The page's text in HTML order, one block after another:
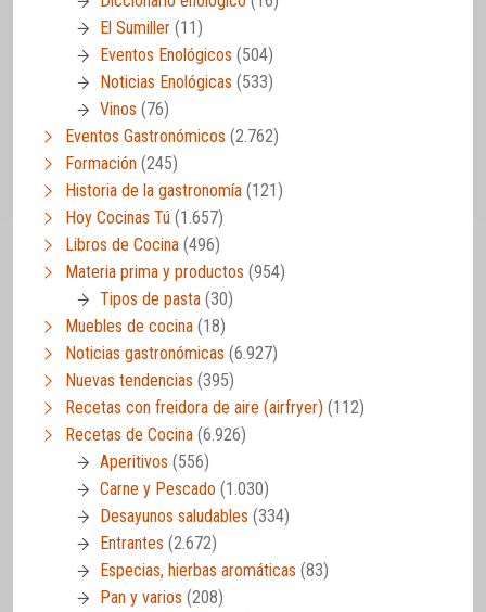
El Sumiller (11)
Eventos Enológicos (504)
Noticias Enológicas (533)
Vinos (76)
Eventos Gastronómicos (2.762)
Formación (245)
Historia de la gastronomía (121)
Hoy Cocinas Tú (1.657)
Libros de Cocina (496)
Materia prima y productos (954)
Tipos de pasta (30)
Muebles de cocina (18)
Noticias gastronómicas (6.927)
Nuevas tendencias (395)
Recetas con freidora de aire (airfryer) (112)
Recetas de Cocina (6.926)
Aperitivos (556)
Carne y Pescado (1.030)
Desayunos saludables (334)
Entrantes (2.672)
Especias, hierbas aromáticas (83)
Pan y varios (208)